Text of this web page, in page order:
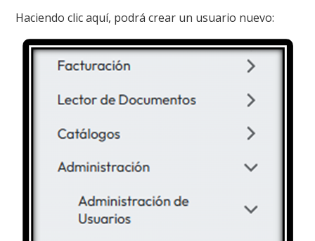
Haciendo clic aquí, podrá crear un usuario nuevo: